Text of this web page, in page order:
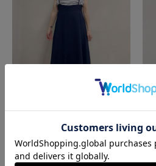
もっと見る